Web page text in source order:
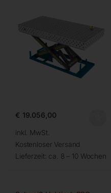
€ 19.056,00
inkl. MwSt.
Kostenloser Versand
Lieferzeit: ca. 8 – 10 Wochen